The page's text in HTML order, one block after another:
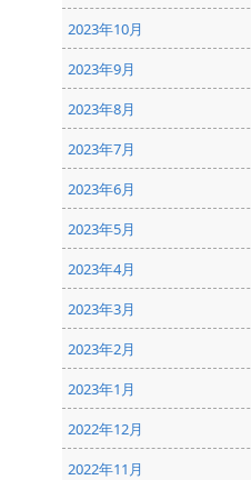
2023年10月
2023年9月
2023年8月
2023年7月
2023年6月
2023年5月
2023年4月
2023年3月
2023年2月
2023年1月
2022年12月
2022年11月